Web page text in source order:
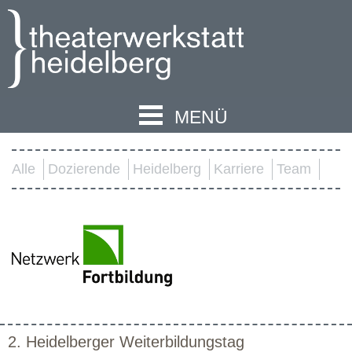
MENÜ
Alle Dozierende Heidelberg Karriere Team
2. Heidelberger Weiterbildungstag